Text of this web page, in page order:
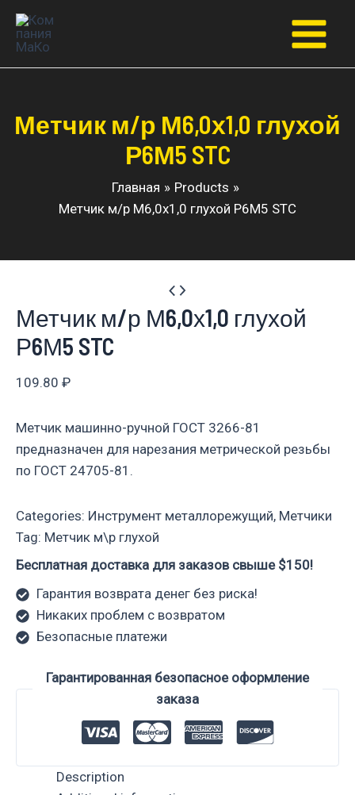
Перейти
содержимому
Main
Метчик м/р М6,0х1,0 глухой
Р6М5 STC
Главная
Products
Метчик м/р М6,0х1,0 глухой Р6М5 STC
Метчик м/р М6,0х1,0 глухой
Р6М5 STC
109.80 ₽
Метчик машинно-ручной ГОСТ 3266-81
предназначен для нарезания метрической резьбы
по ГОСТ 24705-81.
Categories: Инструмент металлорежущий, Метчики
Tag: Метчик м\р глухой
Бесплатная доставка для заказов свыше $150!
Гарантия возврата денег без риска!
Никаких проблем с возвратом
Безопасные платежи
Гарантированная безопасное оформление
заказа
Description